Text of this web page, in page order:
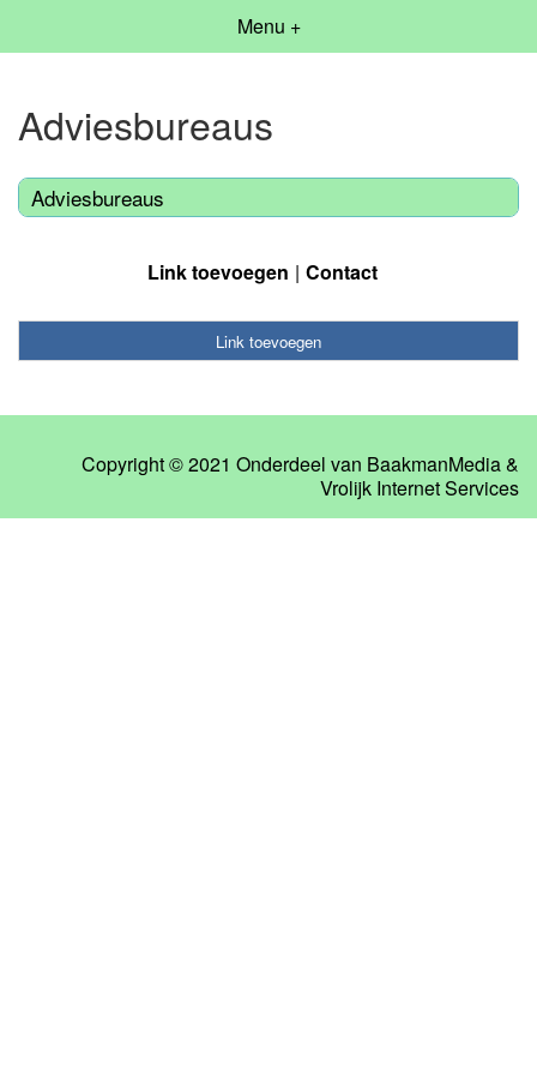
Menu +
Adviesbureaus
Adviesbureaus
Link toevoegen Contact
Link toevoegen
Copyright © 2021 Onderdeel van BaakmanMedia&
Vrolijk Internet Services